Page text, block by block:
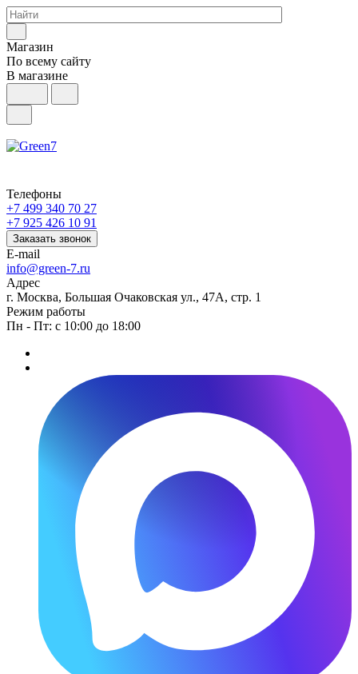
Магазин
По всему сайту
В магазине
Телефоны
+7 499 340 70 27
+7 925 426 10 91
Заказать звонок
E-mail
info@green-7.ru
Адрес
г. Москва, Большая Очаковская ул., 47А, стр. 1
Режим работы
Пн - Пт: с 10:00 до 18:00